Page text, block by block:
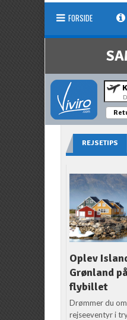
FORSIDE
REJSETIPS
Oplev
Grønland
flybillet
Drømmer du
rejseeventyr i